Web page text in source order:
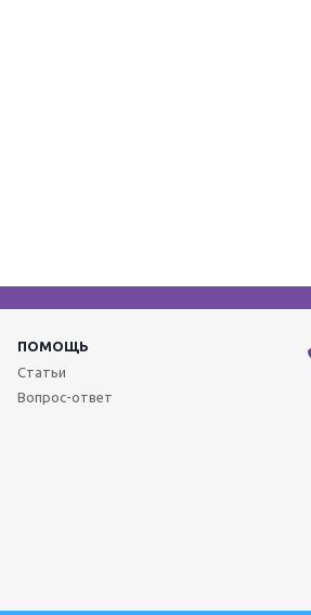
ПОМОЩЬ
Статьи
Вопрос-ответ